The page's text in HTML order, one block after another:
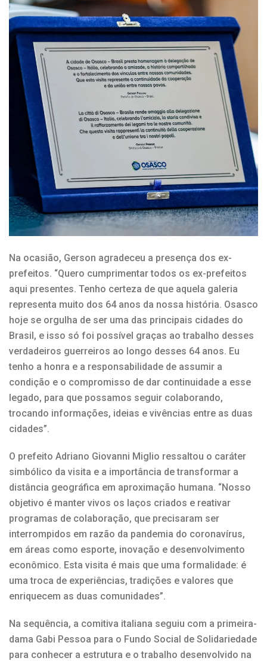
Na ocasião, Gerson agradeceu a presença dos ex-
prefeitos. “Quero cumprimentar todos os ex-prefeitos
aqui presentes. Tenho certeza de que aquela galeria
representa muito dos 64 anos da nossa história. Osasco
hoje se orgulha de ser uma das principais cidades do
Brasil, e isso só foi possível graças ao trabalho desses
verdadeiros guerreiros ao longo desses 64 anos. Eu
tenho a honra e a responsabilidade de assumir a
condição e o compromisso de dar continuidade a esse
legado, para que possamos seguir colaborando,
trocando informações, ideias e vivências entre as duas
cidades”.
O prefeito Adriano Giovanni Miglio ressaltou o caráter
simbólico da visita e a importância de transformar a
distância geográfica em aproximação humana. “Nosso
objetivo é manter vivos os laços criados e reativar
programas de colaboração, que precisaram ser
interrompidos em razão da pandemia do coronavírus,
em áreas como esporte, inovação e desenvolvimento
econômico. Esta visita é mais que uma formalidade: é
uma troca de experiências, tradições e valores que
enriquecem as duas comunidades”.
Na sequência, a comitiva italiana seguiu com a primeira-
dama Gabi Pessoa para o Fundo Social de Solidariedade
para conhecer a estrutura e o trabalho desenvolvido na